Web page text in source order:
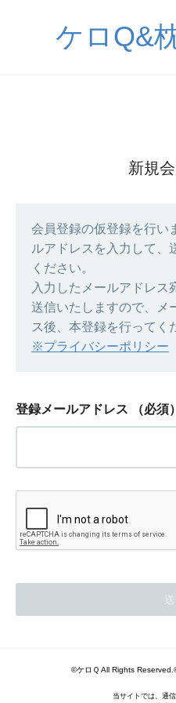
ケロQ&
新規
会員登録の仮登録を行い
ルアドレスを入力して、
ください。
入力したメールアドレス
送信いたしますので、メ
ス後、本登録を行ってく
※プライバシーポリシー
登録メールアドレス （必須）
©ケロＱ All Rights
当サイトでは、通